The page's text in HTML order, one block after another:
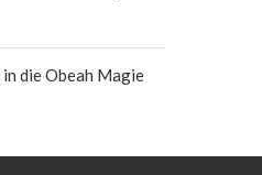
die Obeah Magie